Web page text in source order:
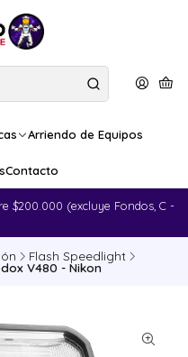
Arriendo de Equipos
Contacto
$200.000 (excluye Fondos, C -
Flash Speedlight
V480 - Nikon